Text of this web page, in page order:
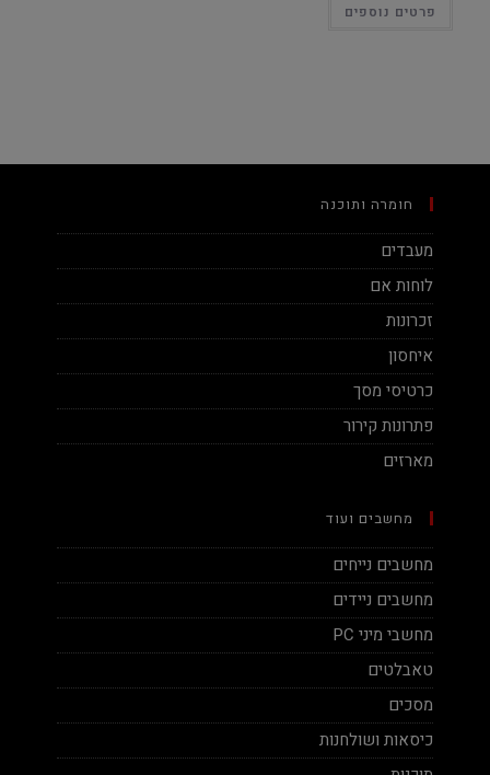
פרטים נוספים
חומרה ותוכנה
מעבדים
לוחות אם
זכרונות
איחסון
כרטיסי מסך
פתרונות קירור
מארזים
מחשבים ועוד
מחשבים נייחים
מחשבים ניידים
מחשבי מיני PC
טאבלטים
מסכים
כיסאות ושולחנות